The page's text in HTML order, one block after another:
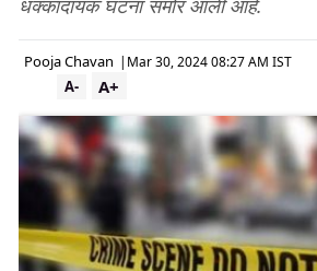
धक्कादायक घटना समोर आली आहे.
Pooja Chavan | Mar 30, 2024 08:27 AM IST
A+
A-